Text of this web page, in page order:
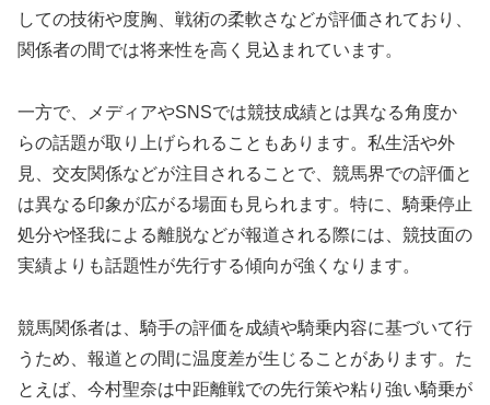
しての技術や度胸、戦術の柔軟さなどが評価されており、
関係者の間では将来性を高く見込まれています。
一方で、メディアやSNSでは競技成績とは異なる角度か
らの話題が取り上げられることもあります。私生活や外
見、交友関係などが注目されることで、競馬界での評価と
は異なる印象が広がる場面も見られます。特に、騎乗停止
処分や怪我による離脱などが報道される際には、競技面の
実績よりも話題性が先行する傾向が強くなります。
競馬関係者は、騎手の評価を成績や騎乗内容に基づいて行
うため、報道との間に温度差が生じることがあります。た
とえば、今村聖奈は中距離戦での先行策や粘り強い騎乗が